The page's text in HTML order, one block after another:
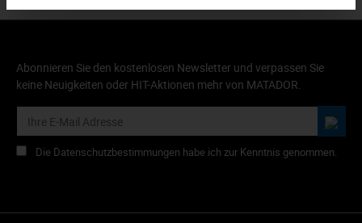
Abonnieren Sie den kostenlosen Newsletter und verpassen Sie
keine Neuigkeiten oder HIT-Aktionen mehr von MATADOR.
Die Datenschutzbestimmungen habe ich zur Kenntnis genommen.